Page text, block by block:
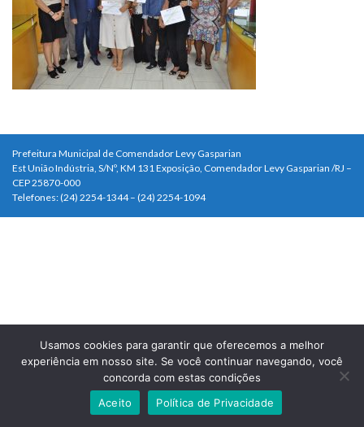
Prefeitura Municipal de Comendador Levy Gasparian
Est União Indústria, S/Nº, KM 131 Exposição, Comendador Levy Gasparian /RJ –
CEP 25870-000
Telefones: (24) 2254-1344 – (24) 2254-1094
Usamos cookies para garantir que oferecemos a melhor
experiência em nosso site. Se você continuar navegando, você
concorda com estas condições
Aceito
Política de Privacidade